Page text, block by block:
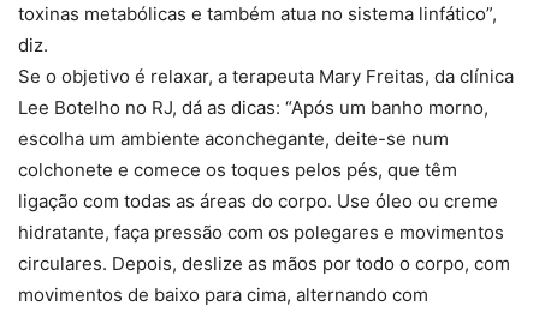
toxinas metabólicas e também atua no sistema linfático”,
diz.
Se o objetivo é relaxar, a terapeuta Mary Freitas, da clínica
Lee Botelho no RJ, dá as dicas: “Após um banho morno,
escolha um ambiente aconchegante, deite-se num
colchonete e comece os toques pelos pés, que têm
ligação com todas as áreas do corpo. Use óleo ou creme
hidratante, faça pressão com os polegares e movimentos
circulares. Depois, deslize as mãos por todo o corpo, com
movimentos de baixo para cima, alternando com